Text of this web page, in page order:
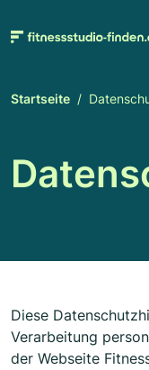
Startseite
Diese
Verarbeitung
der Webseite